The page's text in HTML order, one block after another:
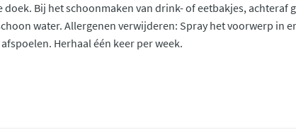
doek. Bij het schoonmaken van drink- of eetbakjes, achteraf
water. Allergenen verwijderen: Spray het voorwerp in
Herhaal één keer per week.